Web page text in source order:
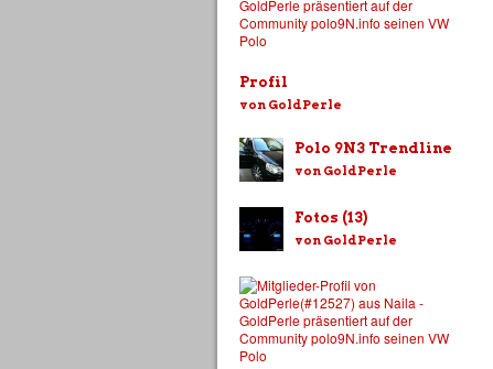
Profil
von GoldPerle
Polo 9N3 Trendline
von GoldPerle
Fotos (13)
von GoldPerle